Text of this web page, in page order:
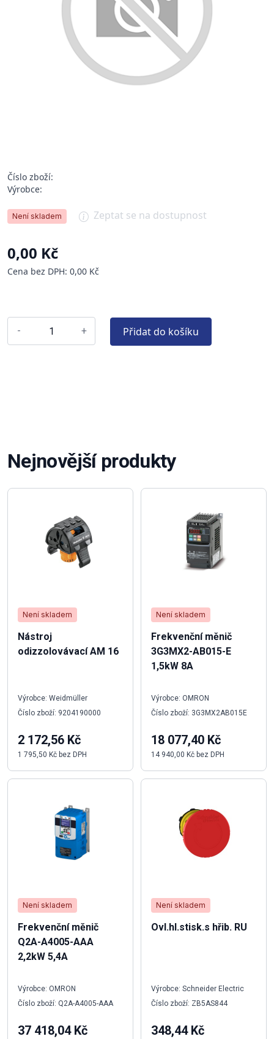
Číslo zboží:
Výrobce:
Není skladem Zeptat se na dostupnost
0,00 Kč
Cena bez DPH: 0,00 Kč
- + Přidat do košíku
Nejnovější produkty
Není skladem
Nástroj
odizzolovávací AM 16
Výrobce: Weidmüller
Číslo zboží: 9204190000
2 172,56 Kč
1 795,50 Kč bez DPH
Není skladem
Frekvenční měnič
Q2A-A4005-AAA
2,2kW 5,4A
Výrobce: OMRON
Číslo zboží: Q2A-A4005-AAA
37 418,04 Kč
Není skladem
Frekvenční měnič
3G3MX2-AB015-E
1,5kW 8A
Výrobce: OMRON
Číslo zboží: 3G3MX2AB015E
18 077,40 Kč
14 940,00 Kč bez DPH
Není skladem
Ovl.hl.stisk.s hřib. RU
Výrobce: Schneider Electric
Číslo zboží: ZB5AS844
348,44 Kč